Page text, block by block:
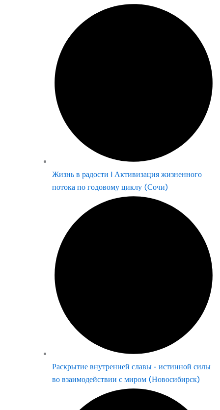
Жизнь в радости | Активизация жизненного
потока по годовому циклу (Сочи)
Раскрытие внутренней славы - истинной силы
во взаимодействии с миром (Новосибирск)